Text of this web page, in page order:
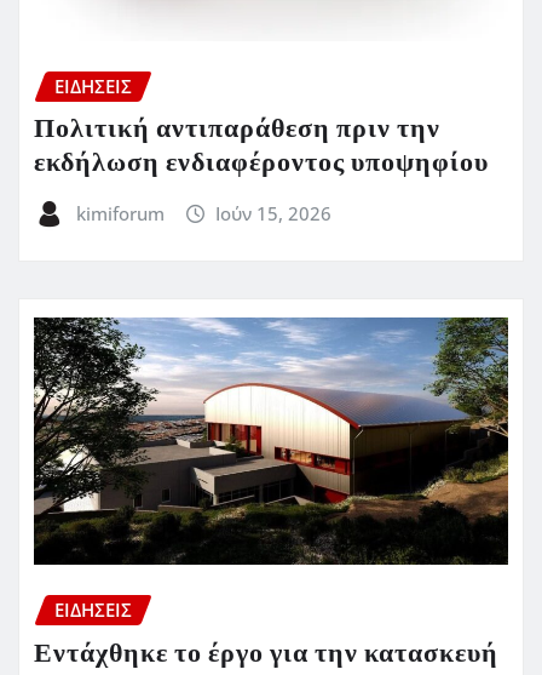
ΕΙΔΗΣΕΙΣ
Πολιτική αντιπαράθεση πριν την
εκδήλωση ενδιαφέροντος υποψηφίου
kimiforum Ιούν 15, 2026
ΕΙΔΗΣΕΙΣ
Εντάχθηκε το έργο για την κατασκευή